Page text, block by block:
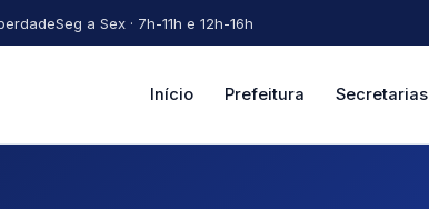
Seg a Sex · 7h-11h e 12h-16h
Início Prefeitura Secretarias